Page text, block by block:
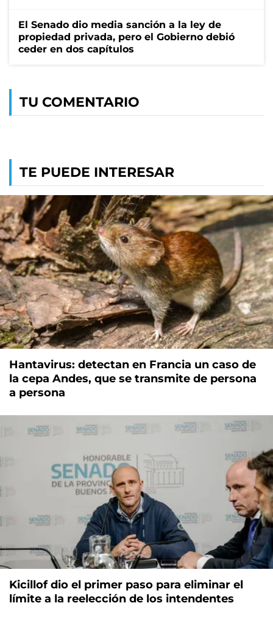
El Senado dio media sanción a la ley de
propiedad privada, pero el Gobierno debió
ceder en dos capítulos
TU COMENTARIO
TE PUEDE INTERESAR
Hantavirus: detectan en Francia un caso de
la cepa Andes, que se transmite de persona
a persona
Kicillof dio el primer paso para eliminar el
límite a la reelección de los intendentes